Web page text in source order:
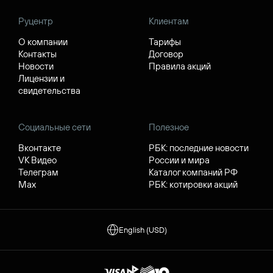
Руцентр
О компании
Контакты
Новости
Лицензии и
свидетельства
Клиентам
Тарифы
Договор
Правила акций
Социальные сети
Вконтакте
VK Видео
Телеграм
Max
Полезное
РБК: последние новости
России и мира
Каталог компаний РФ
РБК: котировки акций
English (USD)